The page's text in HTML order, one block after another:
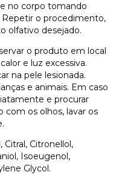
no corpo tomando
o procedimento,
olfativo desejado.
o produto em local
e luz excessiva.
na pele lesionada.
e animais. Em caso
e procurar
com os olhos, lavar os
Citral, Citronellol,
Isoeugenol,
Glycol.